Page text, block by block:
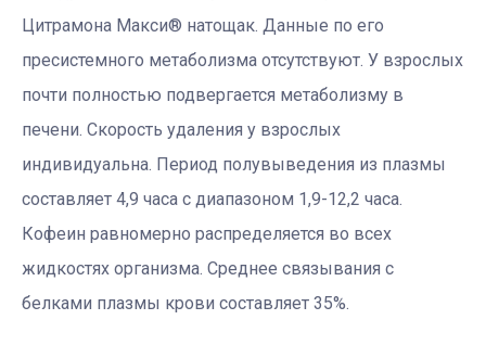
Цитрамона Макси® натощак. Данные по его
пресистемного метаболизма отсутствуют. У взрослых
почти полностью подвергается метаболизму в
печени. Скорость удаления у взрослых
индивидуальна. Период полувыведения из плазмы
составляет 4,9 часа с диапазоном 1,9-12,2 часа.
Кофеин равномерно распределяется во всех
жидкостях организма. Среднее связывания с
белками плазмы крови составляет 35%.